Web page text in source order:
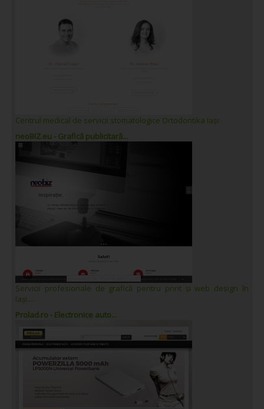
Centrul medical de servicii stomatologice Ortodontika Iași:
neoBIZ.eu - Grafică publicitară...
Servicii profesionale de grafică pentru print și web design în
Iași....
Prolad.ro - Electronice auto...